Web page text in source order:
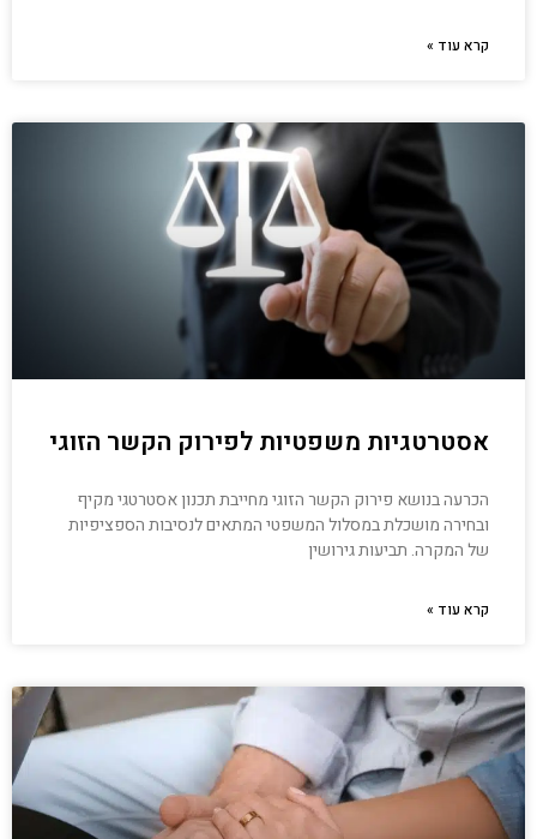
קרא עוד »
אסטרטגיות משפטיות לפירוק הקשר הזוגי
הכרעה בנושא פירוק הקשר הזוגי מחייבת תכנון אסטרטגי מקיף
ובחירה מושכלת במסלול המשפטי המתאים לנסיבות הספציפיות
של המקרה. תביעות גירושין
קרא עוד »